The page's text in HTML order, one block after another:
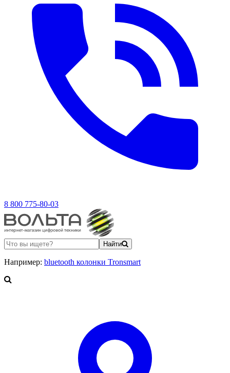
8 800 775-80-03
Найти
Например: bluetooth колонки Tronsmart